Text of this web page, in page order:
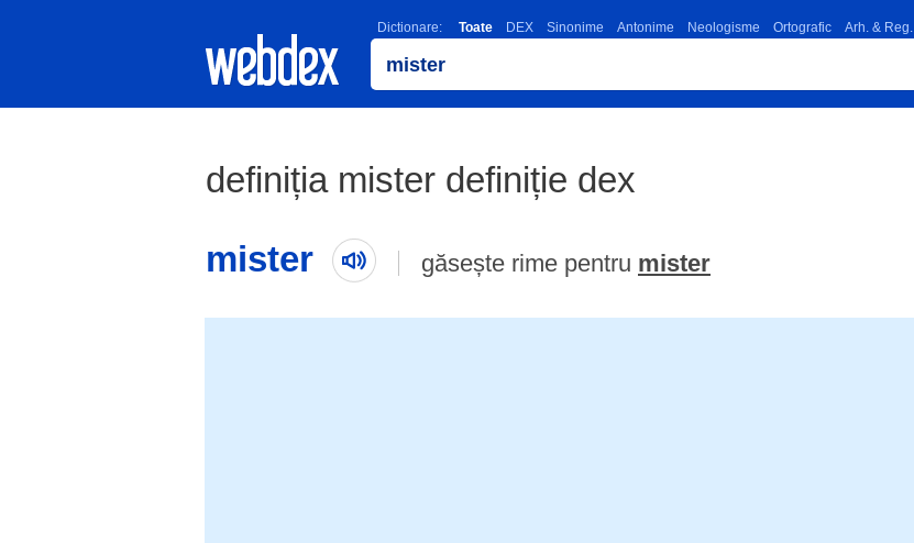
Dictionare: Toate DEX Sinonime Antonime Neologisme Ortografic Arh. & Reg.
definiția mister definiție dex
mister
găsește rime pentru mister